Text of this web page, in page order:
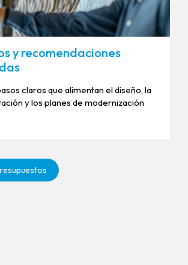
y recomendaciones
claros que alimentan el diseño, la
y los planes de modernización